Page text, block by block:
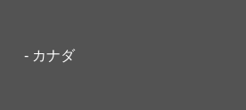
- カナダ